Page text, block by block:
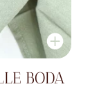
BODA